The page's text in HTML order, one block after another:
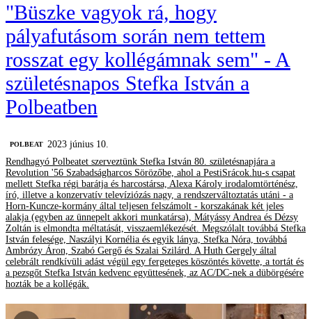
"Büszke vagyok rá, hogy
pályafutásom során nem tettem
rosszat egy kollégámnak sem" - A
születésnapos Stefka István a
Polbeatben
‎POLBEAT
2023 június 10.
Rendhagyó Polbeatet szerveztünk Stefka István 80. születésnapjára a
Revolution '56 Szabadságharcos Sörözőbe, ahol a PestiSrácok.hu-s csapat
mellett Stefka régi barátja és harcostársa, Alexa Károly irodalomtörténész,
író, illetve a konzervatív televíziózás nagy, a rendszerváltoztatás utáni - a
Horn-Kuncze-kormány által teljesen felszámolt - korszakának két jeles
alakja (egyben az ünnepelt akkori munkatársa), Mátyássy Andrea és Dézsy
Zoltán is elmondta méltatását, visszaemlékezését. Megszólalt továbbá Stefka
István felesége, Naszályi Kornélia és egyik lánya, Stefka Nóra, továbbá
Ambrózy Áron, Szabó Gergő és Szalai Szilárd. A Huth Gergely által
celebrált rendkívüli adást végül egy fergeteges köszöntés követte, a tortát és
a pezsgőt Stefka István kedvenc együttesének, az AC/DC-nek a dübörgésére
hozták be a kollégák.